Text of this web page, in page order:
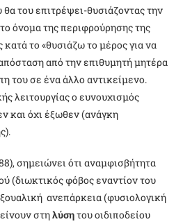
του επιτρέψει-θυσιάζοντας την
όνομα της περιφρούρησης της
το «θυσιάζω το μέρος για να
από την επιθυμητή μητέρα
του σε ένα άλλο αντικείμενο.
λειτουργίας ο ευνουχισμός
και όχι έξωθεν (ανάγκη
σημειώνει ότι αναμφισβήτητα
(διωκτικός φόβος εναντίον του
ανεπάρκεια (φυσιολογική
στηλύσητου οιδιποδείου